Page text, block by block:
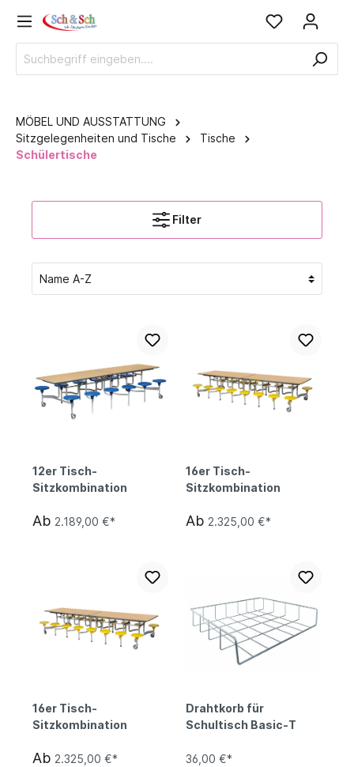
MÖBEL UND AUSSTATTUNG
Sitzgelegenheiten und Tische
Tische
Schülertische
Filter
12er Tisch-
Sitzkombination
Ab 2.189,00 €*
16er Tisch-
Sitzkombination
Ab 2.325,00 €*
16er Tisch-
Sitzkombination
Ab 2.325,00 €*
Drahtkorb für
Schultisch Basic-T
36,00 €*